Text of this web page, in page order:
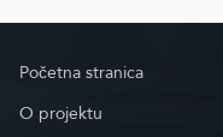
Početna stranica
O projektu